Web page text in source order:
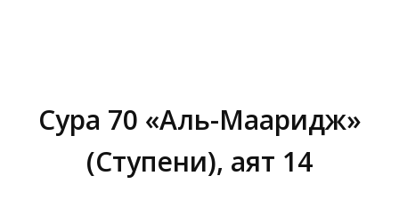
Сура 70 «Аль-Мааридж»
(Ступени), аят 14